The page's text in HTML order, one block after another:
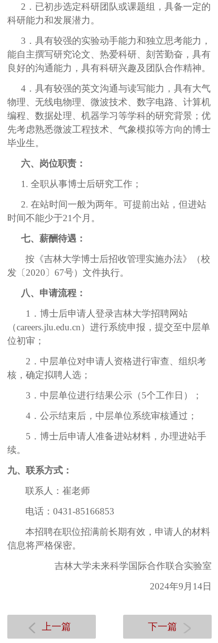
2 ．已初步选定科研团队或课题组，具备一定的
科研能力和发展潜力。
3 ． 具有较强的实验动手能力和独立思考能力，
能自主撰写研究论文、热爱科研、刻苦勤奋，具有
良好的沟通能力，具有科研兴趣及团队合作精神。
4 ． 具有较强的英文沟通与读写能力，具有大气
物理、无线电物理、微波技术、数字电路、计算机
编程、数据处理、机器学习等学科的研究背景；优
先考虑熟悉微波工程技术、气象模拟等方向的博士
毕业生。
六、岗位职责：
1. 全职从事博士后研究工作；
2. 在站时间一般为两年。可提前出站，但进站
时间不能少于21个月。
七、薪酬待遇：
按《吉林大学博士后招收管理实施办法》（校
发〔2020〕67号）文件执行。
八、申请流程：
1．博士后申请人登录吉林大学招聘网站
（careers.jlu.edu.cn）进行系统申报，提交至中层单
位初审 ；
2 ．中层单位对申请人资格进行审查、组织考
核，确定拟聘人选；
3 ．中层单位进行结果公示（5个工作日）；
4．公示结束后，中层单位系统审核通过；
5 ．博士后申请人准备进站材料，办理进站手
续。
九、联系方式：
联系人：崔老师
电话： 0431-85166853
本招聘在职位招满前长期有效，申请人的材料
信息将严格保密。
吉林大学未来科学国际合作联合实验室
2024年9月14日
上一篇 下一篇